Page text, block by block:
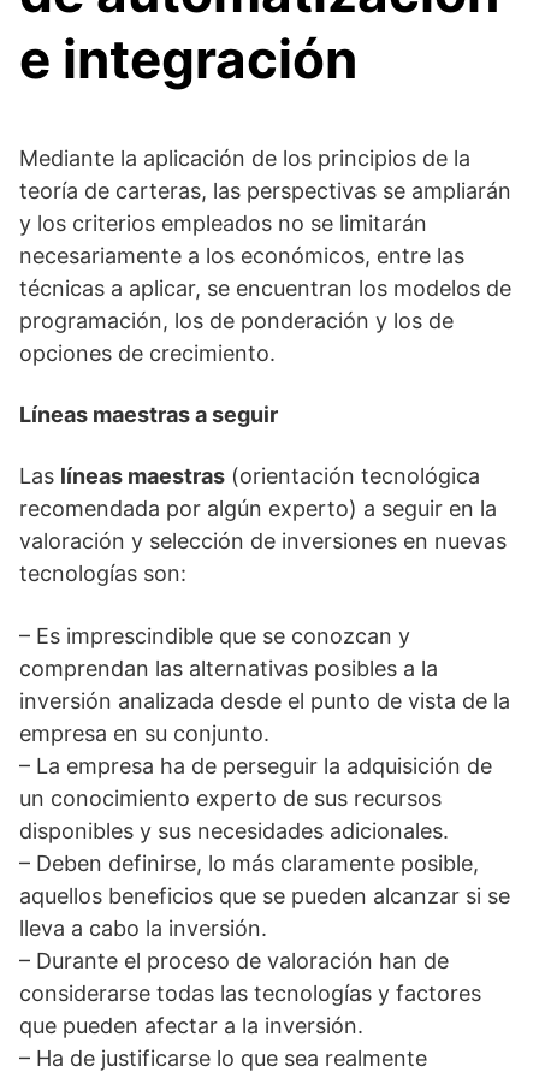
e integración
Mediante la aplicación de los principios de la
teoría de carteras, las perspectivas se ampliarán
y los criterios empleados no se limitarán
necesariamente a los económicos, entre las
técnicas a aplicar, se encuentran los modelos de
programación, los de ponderación y los de
opciones de crecimiento.
Líneas maestras a seguir
Las líneas maestras (orientación tecnológica
recomendada por algún experto) a seguir en la
valoración y selección de inversiones en nuevas
tecnologías son:
– Es imprescindible que se conozcan y
comprendan las alternativas posibles a la
inversión analizada desde el punto de vista de la
empresa en su conjunto.
– La empresa ha de perseguir la adquisición de
un conocimiento experto de sus recursos
disponibles y sus necesidades adicionales.
– Deben definirse, lo más claramente posible,
aquellos beneficios que se pueden alcanzar si se
lleva a cabo la inversión.
– Durante el proceso de valoración han de
considerarse todas las tecnologías y factores
que pueden afectar a la inversión.
– Ha de justificarse lo que sea realmente